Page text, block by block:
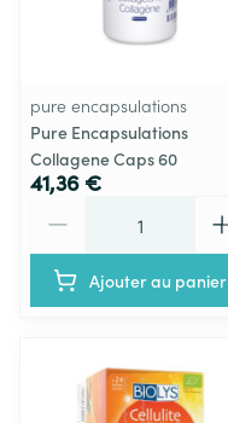
pure encapsulations
Pure Encapsulations
Collagene Caps 60
41,36 €
Ajouter au panier